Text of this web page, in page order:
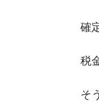
確
税
そ